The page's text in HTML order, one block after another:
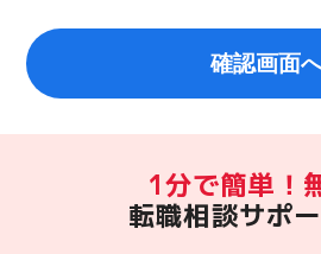
1分で簡単！
転職相談サポ